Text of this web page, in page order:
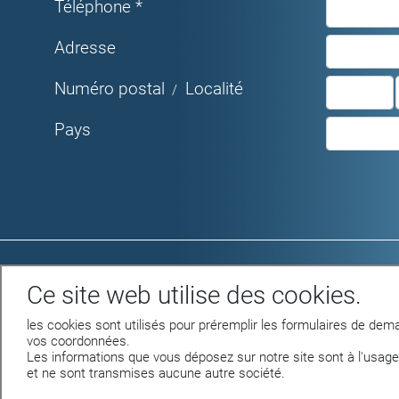
Téléphone *
Adresse
Numéro postal / Localité
Pays
Tél. +41 22 312 04 50 - fax +41 22 312 04
75
info@nettilac.ch -
www.nettilac.ch
Ce site web utilise des cookies.
les cookies sont utilisés pour préremplir les formulaires de
vos coordonnées.
Les informations que vous déposez sur notre site sont à
et ne sont transmises aucune autre société.